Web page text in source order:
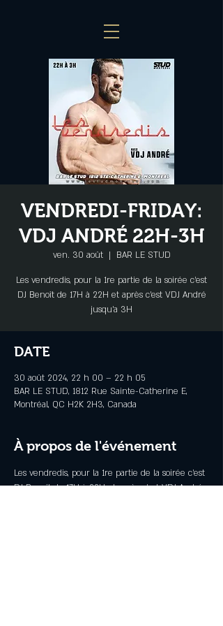
VENDREDI-FRIDAY:
VDJ ANDRÉ 22H-3H
ven. 30 août
  |
BAR LE STUD
Les vendredis, pour la 1re partie de la soirée c'est
DJ Benoît de 17H à 22H et après c'est VDJ André
jusqu'a 3H
DATE
30 août 2024, 22 h 00 – 22 h 05
BAR LE STUD, 1812 Rue Sainte-Catherine E,
Montréal, QC H2K 2H3, Canada
À propos de l'événement
Les vendredis, pour la 1re partie de la soirée c'est
DJ Benoît de 17H à 22H et après c'est VDJ André